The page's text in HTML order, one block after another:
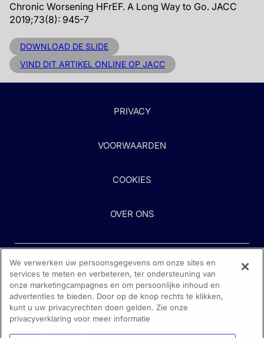
Chronic Worsening HFrEF. A Long Way to Go. JACC
2019;73(8): 945-7
DOWNLOAD DE SLIDE
VIND DIT ARTIKEL ONLINE OP JACC
PRIVACY
VOORWAARDEN
COOKIES
OVER ONS
Heeft u hulp nodig?
Neem contact met ons op
We verwerken uw persoonsgegevens om onze sites en
services te meten en verbeteren, ter ondersteuning van
onze marketingcampagnes en om persoonlijke inhoud en
advertenties te bieden. Door op de knop rechts te klikken,
kunt u uw privacyrechten doen gelden. Zie onze
privacyverklaring voor meer informatie